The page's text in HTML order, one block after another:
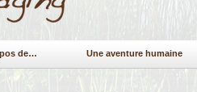
de… Une aventure humaine